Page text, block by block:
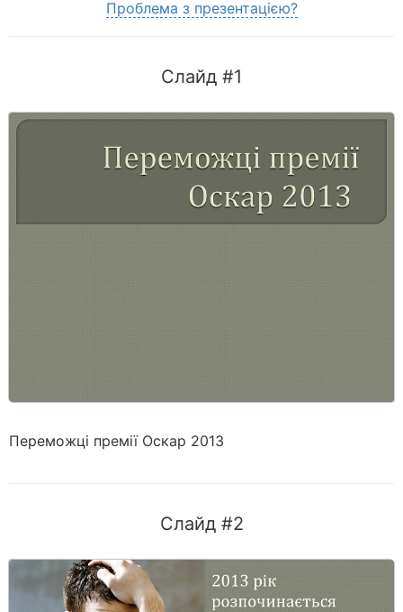
Проблема з презентацією?
Слайд #1
Переможці премії Оскар 2013
Слайд #2